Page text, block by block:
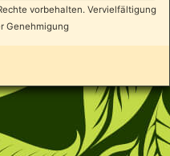
vorbehalten. Vervielfältigung
Genehmigung